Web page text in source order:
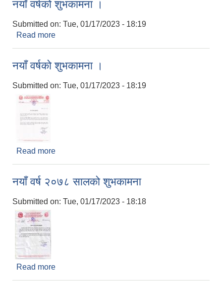
नयाँ वर्षको शुभकामना ।
Submitted on: Tue, 01/17/2023 - 18:19
Read more
नयाँ वर्षको शुभकामना ।
Submitted on: Tue, 01/17/2023 - 18:19
Read more
नयाँ वर्ष २०७८ सालको शुभकामना
Submitted on: Tue, 01/17/2023 - 18:18
Read more